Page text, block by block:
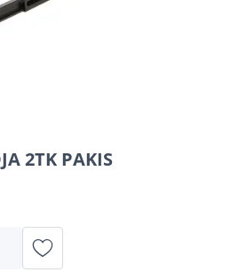
2TK PAKIS